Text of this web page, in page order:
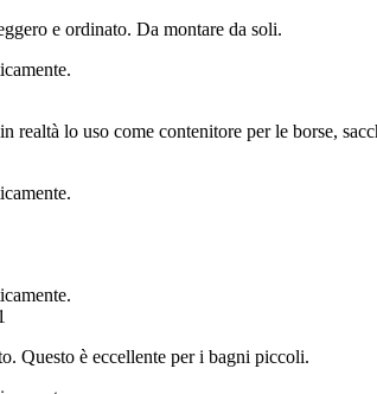
e ordinato. Da montare da soli.
realtà lo uso come contenitore per le borse,
Questo è eccellente per i bagni piccoli.